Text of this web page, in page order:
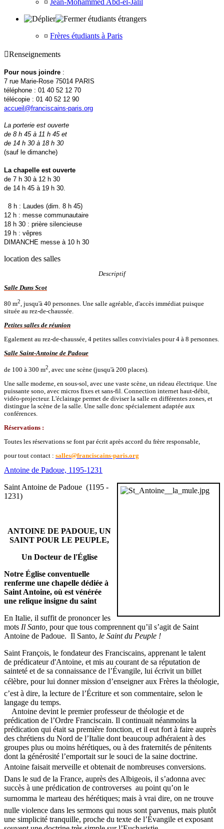
¤ Jean-Mohammed Abd-el-Jalil
étudiants étrangers
¤ Frères étudiants à Paris
Renseignements
Pour nous joindre :
7 rue Marie-Rose 75014 PARIS
téléphone : 01 40 52 12 70
télécopie : 01 40 52 12 90
accueil@franciscains-paris.org
La porterie est ouverte
de 8 h 45 à 11 h 45 et
de 14 h 30 à 18 h 30
(sauf le dimanche)
La chapelle est ouverte
de 7 h 30 à 12 h 30
de 14 h 45 à 19 h 30.
8 h : Laudes (dim. 8 h 45)
12 h : messe communautaire
18 h 30 : prière silencieuse
19 h : vêpres
DIMANCHE messe à 10 h 30
location des salles
Descriptif
Salle Duns Scot
80 m2, jusqu'à 40 personnes. Une salle agréable, d'accès immédiat puisque
située au rez-de-chaussée.
Petites salles de réunion
Egalement au rez-de-chaussée, 4 petites salles conviviales pour 4 à 8 personnes.
Salle Saint-Antoine de Padoue
de 100 à 300 m2 , avec une scène (jusqu'à 200 places).
Une salle moderne, en sous-sol, avec une vaste scène, un rideau électrique. Une
puissante sono, avec micros fixes et sans-fil. Connection internet haut-débit,
vidéo-projecteur. L'éclairage permet de diviser la salle en différentes zones, et
distingue la scène de la salle. Une salle donc spécialement adaptée aux
conférences.
Réservations :
Toutes les réservations se font par écrit après accord du frère responsable,
pour tout contact : salles@franciscains-paris.org
Antoine de Padoue, 1195-1231
Saint Antoine de Padoue (1195 -
1231)
ANTOINE DE PADOUE, UN
SAINT POUR LE PEUPLE,
Un Docteur de l'Église
Notre Église conventuelle
renferme une chapelle dédiée à
Saint Antoine, où est vénérée
une relique insigne du saint
En Italie, il suffit de prononcer les
mots Il Santo, pour que tous comprennent qu’il s’agit de Saint
Antoine de Padoue. Il Santo, le Saint du Peuple !
Saint François, le fondateur des Franciscains, apprenant le talent
de prédicateur d'Antoine, et mis au courant de sa réputation de
sainteté et de sa connaissance de l’Évangile, lui écrivit un billet
célèbre, pour lui donner mission d’enseigner aux Frères la théologie,
c’est à dire, la lecture de l’Écriture et son commentaire, selon le
langage du temps.
Antoine devint le premier professeur de théologie et de
prédication de l’Ordre Franciscain. Il continuait néanmoins la
prédication qui était sa première fonction, et il eut fort à faire auprès
des chrétiens du Nord de l’Italie dont beaucoup adhéraient à des
groupes plus ou moins hérétiques, ou à des fraternités de pénitents
dont la générosité l’emportait sur le souci de la saine doctrine.
Antoine faisait merveille et obtenait de nombreuses conversions.
Dans le sud de la France, auprès des Albigeois, il s’adonna avec
succès à une prédication de controverses au point qu’on le
surnomma le marteau des hérétiques; mais à vrai dire, on ne trouve
nulle violence dans les sermons qui nous sont parvenus, mais plutôt
une simplicité tranquille, proche du texte de l’Évangile et exposant